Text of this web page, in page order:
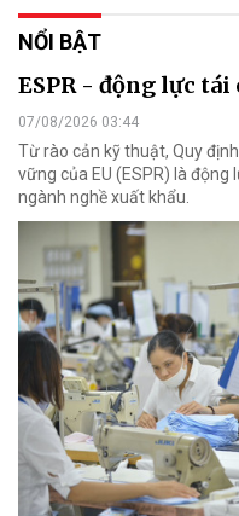
NỔI BẬT
ESPR - động lực tái
07/08/2026 03:44
Từ rào cản kỹ thuật, Quy
vững của EU (ESPR) là
ngành nghề xuất khẩu.